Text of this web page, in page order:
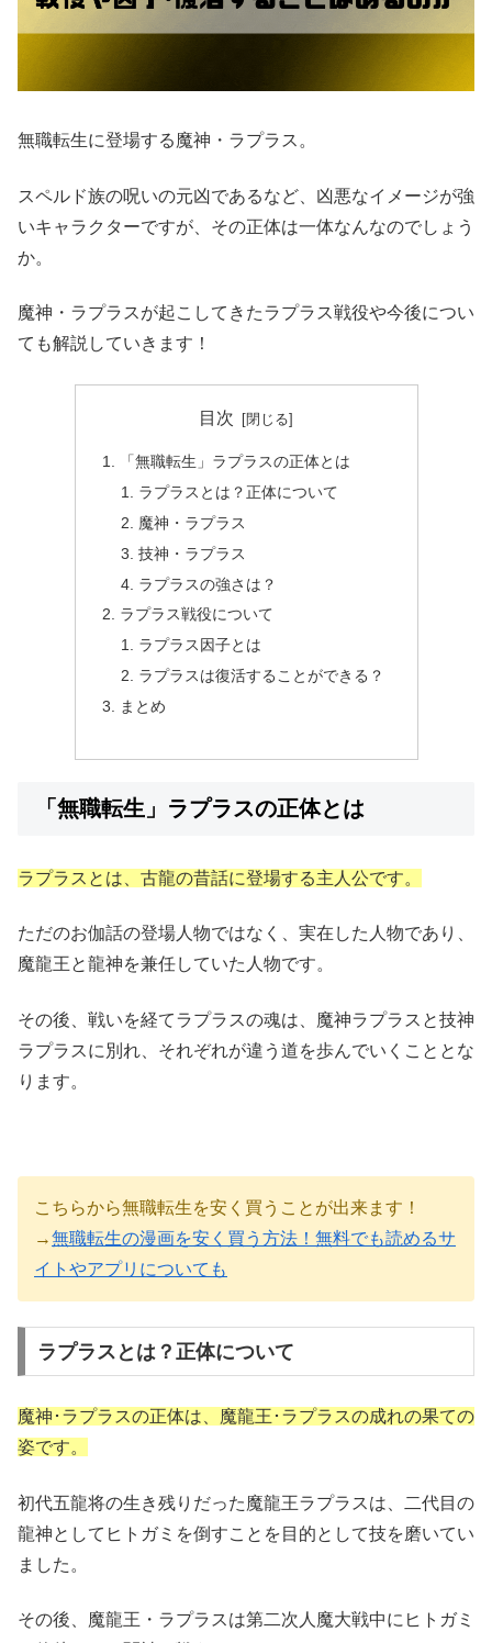
無職転生に登場する魔神・ラプラス。
スペルド族の呪いの元凶であるなど、凶悪なイメージが強
いキャラクターですが、その正体は一体なんなのでしょう
か。
魔神・ラプラスが起こしてきたラプラス戦役や今後につい
ても解説していきます！
目次
「無職転生」ラプラスの正体とは
ラプラスとは？正体について
魔神・ラプラス
技神・ラプラス
ラプラスの強さは？
ラプラス戦役について
ラプラス因子とは
ラプラスは復活することができる？
まとめ
「無職転生」ラプラスの正体とは
ラプラスとは、古龍の昔話に登場する主人公です。
ただのお伽話の登場人物ではなく、実在した人物であり、
魔龍王と龍神を兼任していた人物です。
その後、戦いを経てラプラスの魂は、魔神ラプラスと技神
ラプラスに別れ、それぞれが違う道を歩んでいくこととな
ります。
こちらから無職転生を安く買うことが出来ます！
→無職転生の漫画を安く買う方法！無料でも読めるサ
イトやアプリについても
ラプラスとは？正体について
魔神･ラプラスの正体は、魔龍王･ラプラスの成れの果ての
姿です。
初代五龍将の生き残りだった魔龍王ラプラスは、二代目の
龍神としてヒトガミを倒すことを目的として技を磨いてい
ました。
その後、魔龍王・ラプラスは第二次人魔大戦中にヒトガミ